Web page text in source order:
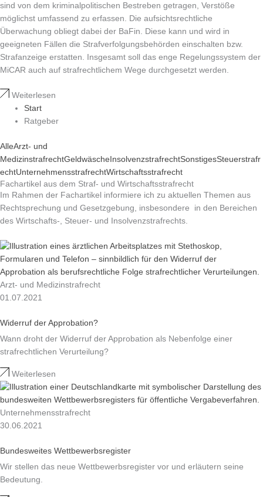
sind von dem kriminalpolitischen Bestreben getragen, Verstöße
möglichst umfassend zu erfassen. Die aufsichtsrechtliche
Überwachung obliegt dabei der BaFin. Diese kann und wird in
geeigneten Fällen die Strafverfolgungsbehörden einschalten bzw.
Strafanzeige erstatten. Insgesamt soll das enge Regelungssystem der
MiCAR auch auf strafrechtlichem Wege durchgesetzt werden.
Weiterlesen
Start
Ratgeber
AlleArzt- und
MedizinstrafrechtGeldwäscheInsolvenzstrafrechtSonstigesSteuerstrafr
echtUnternehmensstrafrechtWirtschaftsstrafrecht
Fachartikel aus dem Straf- und Wirtschaftsstrafrecht
Im Rahmen der Fachartikel informiere ich zu aktuellen Themen aus
Rechtsprechung und Gesetzgebung, insbesondere in den Bereichen
des Wirtschafts-, Steuer- und Insolvenzstrafrechts.
Arzt- und Medizinstrafrecht
01.07.2021
Widerruf der Approbation?
Wann droht der Widerruf der Approbation als Nebenfolge einer
strafrechtlichen Verurteilung?
Weiterlesen
Unternehmensstrafrecht
30.06.2021
Bundesweites Wettbewerbsregister
Wir stellen das neue Wettbewerbsregister vor und erläutern seine
Bedeutung.